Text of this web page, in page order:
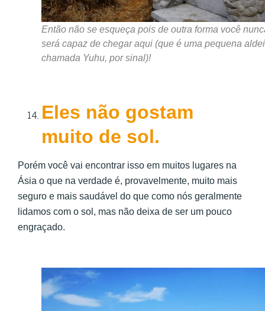
Então não se esqueça pois de outra forma você
será capaz de chegar aqui (que é uma pequena
chamada Yuhu, por sinal)!
Eles não gostam
muito de sol.
Porém você vai encontrar isso em muitos lugares na
Ásia o que na verdade é, provavelmente, muito mais
seguro e mais saudável do que como nós geralmente
lidamos com o sol, mas não deixa de ser um pouco
engraçado.